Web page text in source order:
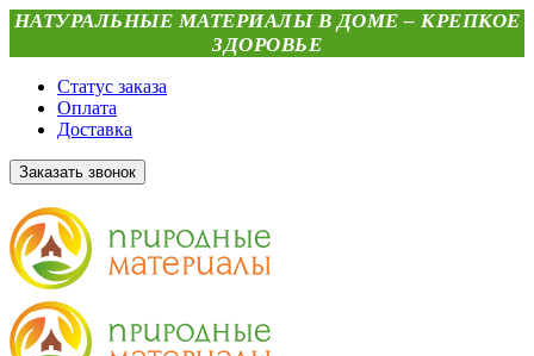
НАТУРАЛЬНЫЕ МАТЕРИАЛЫ В ДОМЕ – КРЕПКОЕ
ЗДОРОВЬЕ
Статус заказа
Оплата
Доставка
Заказать звонок